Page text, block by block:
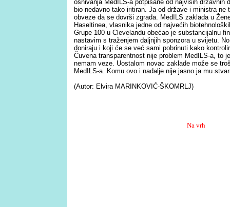
osnivanja MedILS-a potpisane od najviših državnih
bio nedavno tako iritiran. Ja od države i ministra
obveze da se dovrši zgrada. MedILS zaklada u
Haseltinea, vlasnika jedne od najvećih
Grupe 100 u Clevelandu obećao je substancijalnu
nastavim s traženjem daljnjih sponzora u svijetu.
doniraju i koji će se već sami pobrinuti kako
Čuvena transparentnost nije problem MedILS-a, to
nemam veze. Uostalom novac zaklade može se
MedILS-a. Komu ovo i nadalje nije jasno ja mu
(Autor: Elvira MARINKOVIĆ-ŠKOMRLJ)
Na vrh